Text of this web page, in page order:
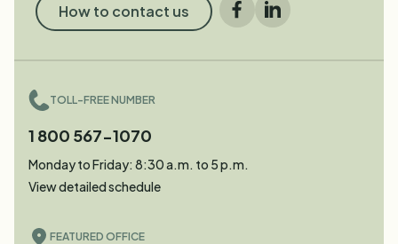
How to contact us
Facebook
LinkedIn
TOLL-FREE NUMBER
1 800 567-1070
Monday to Friday: 8:30 a.m. to 5 p.m.
View detailed schedule
FEATURED OFFICE